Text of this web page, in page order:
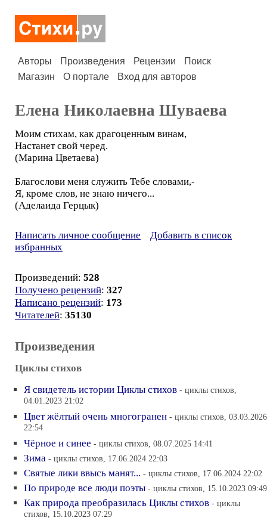
Авторы Произведения Рецензии
Поиск
Магазин
О портале Вход для авторов
Елена Николаевна Шуваева
Моим стихам, как драгоценным винам,
Настанет свой черед.
(Марина Цветаева)
Благослови меня служить Тебе словами,-
Я, кроме слов, не знаю ничего...
(Аделаида Герцык)
Написать личное сообщение
Добавить в список
избранных
Произведений: 528
Получено рецензий: 327
Написано рецензий: 173
Читателей: 35130
Произведения
Циклы стихов
Я свидетель истории Циклы стихов - циклы стихов,
04.01.2023 21:02
Цвет жёлтый очень многогранен - циклы стихов, 03.03.2026
22:54
Чёрное и синее - циклы стихов, 08.07.2025 14:41
Зима - циклы стихов, 17.06.2024 22:03
Святые лики ввысь манят... - циклы стихов, 17.06.2024 22:02
По природе все люди поэты - циклы стихов, 15.10.2023 09:49
Как природа преобразилась Циклы стихов - циклы
стихов, 15.10.2023 07:29